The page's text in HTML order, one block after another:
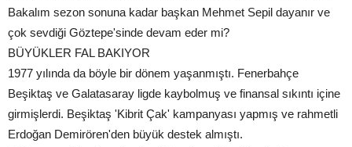
Bakalım sezon sonuna kadar başkan Mehmet Sepil dayanır ve
çok sevdiği Göztepe'sinde devam eder mi?
BÜYÜKLER FAL BAKIYOR
1977 yılında da böyle bir dönem yaşanmıştı. Fenerbahçe
Beşiktaş ve Galatasaray ligde kaybolmuş ve finansal sıkıntı içine
girmişlerdi. Beşiktaş 'Kibrit Çak' kampanyası yapmış ve rahmetli
Erdoğan Demirören'den büyük destek almıştı.